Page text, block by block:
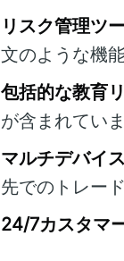
リスク管理ツ
文のような機
包括的な教育
が含まれていま
マルチデバイ
先でのトレー
24/7カスタマ